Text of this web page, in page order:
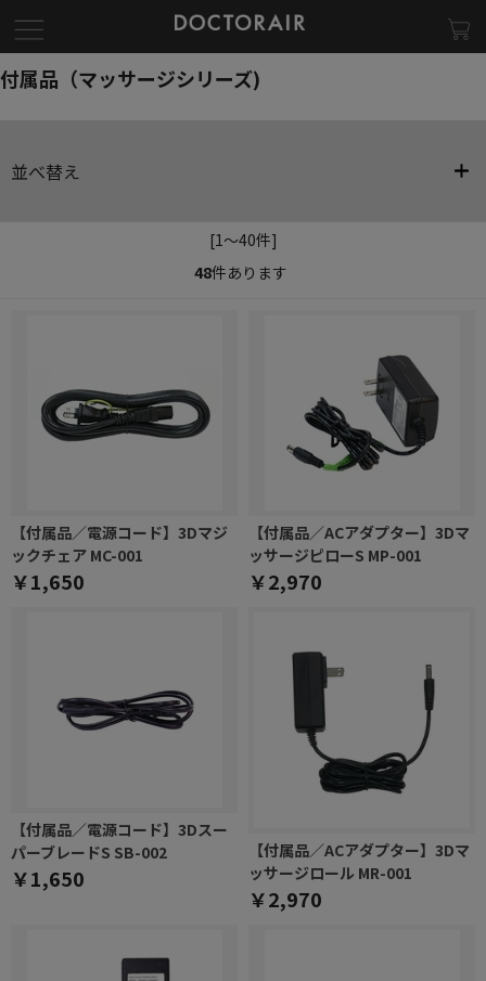
付属品（マッサージシリーズ)
並べ替え
[1～40件]
48件あります
【付属品／電源コード】3Dマジ
ックチェア MC-001
￥1,650
【付属品／ACアダプター】3Dマ
ッサージピローS MP-001
￥2,970
【付属品／電源コード】3Dスー
パーブレードS SB-002
￥1,650
【付属品／ACアダプター】3Dマ
ッサージロール MR-001
￥2,970